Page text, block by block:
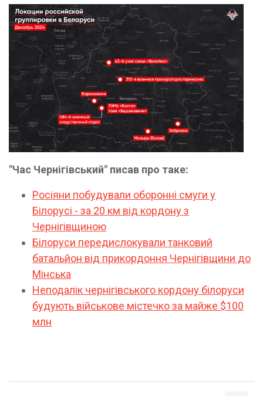
"Час Чернігівський" писав про таке:
Росіяни побудували оборонні смуги у
Білорусі - за 20 км від кордону з
Чернігівщиною
Білоруси передислокували танковий
батальйон від прикордоння Чернігівщини до
Мінська
Неподалік чернігівського кордону білоруси
будують військове містечко за майже $100
млн